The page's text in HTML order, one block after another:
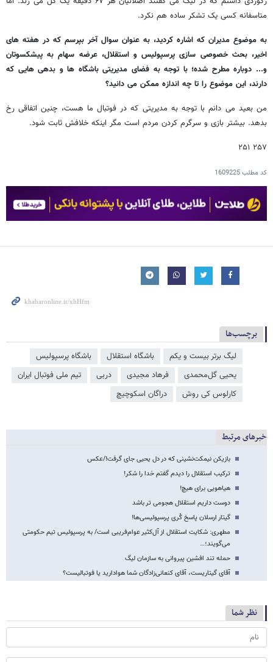
متاسفانه کسی یک تشکر ساده هم نکرد.
به موضوع مدیران که اشاره کردید، به عنوان سوال آخر بپرسم که در هفته های
اخیر، بحث خصوصی سازی پرسپولیس و استقلال، عرضه سهام به پیشکسوتان
و... دوباره مطرح شده؛ با توجه به فضای مدیریتی باشگاه ها و بدهی هایی که
دارند، این موضوع را تا چه اندازه ممکن می دانید؟
من بعید می دانم با توجه به مدیریتی که در فوتبال ما هست، چنین اتفاقی رخ
بدهد. بیشتر بازی و سرگرم کردن مردم است مگر اینکه خلافش ثابت شود.
۲۵۷ ۲۵۱
کد مطلب1609225
برچسب‌ها
لیگ برتر بیست و یکم باشگاه استقلال
باشگاه پرسپولیس
یحیی گل‌محمدی
فرهاد مجیدی دربی
تیم ملی فوتبال ایران
کارلوس کی روش
دراگان اسکوچیچ
خبرهای مرتبط
بازیکن نیمکت‌نشینی که در دل یحیی جای گرفت!/عکس
ترکیب استقلال را دیدم گفتم خدا را شکر!
هیاهویی برای هیچ!
دوست داریم استقلال هجومی تر باشد
گیتار ارسلان پاسخ کُری پرسپولیسی‌ها!
مطهری: شکایت استقلال از آل‌کثیر عوام‌فریبی است/ به پرسپولیس تیم حکومتی
می‌گویند؛…
حمله تند افشین پیروانی به سازمان لیگ
آقای گیتاریست، آقای کنعانی‌زادگان شما هوادارید یا فوتبالیست؟
نظر شما